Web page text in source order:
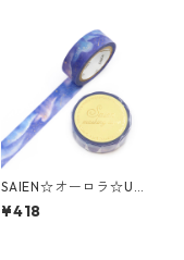
SAIEN☆オーロラ☆UR
-3097☆金箔☆マスキ
ングテープ
¥418